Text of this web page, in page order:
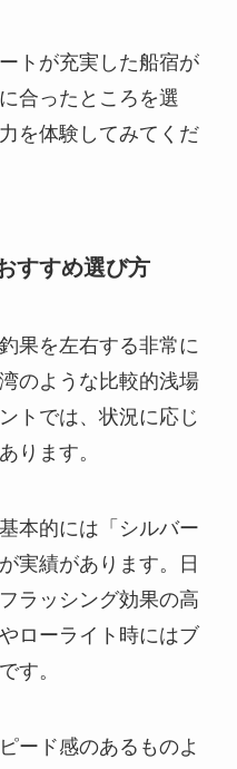
トが充実した船宿が
合ったところを選
を体験してみてくだ
すすめ選び方
果を左右する非常に
のような比較的浅場
トでは、状況に応じ
ります。
本的には「シルバー
実績があります。日
ラッシング効果の高
ローライト時にはブ
す。
ード感のあるものよ